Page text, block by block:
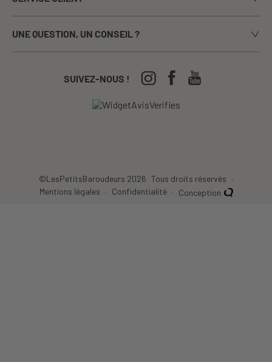
Nos marques
La presse en parle
Nos Festivals
Livraison
Paiement sécurisé
Echanges / Retours
UNE QUESTION, UN CONSEIL ?
Appelez-nous du lundi au vendredi de 9h00 à 17h00
04-50-63-93-44
SUIVEZ-NOUS !
©LesPetitsBaroudeurs 2026 Tous droits réservés
Mentions légales
Confidentialité Conception